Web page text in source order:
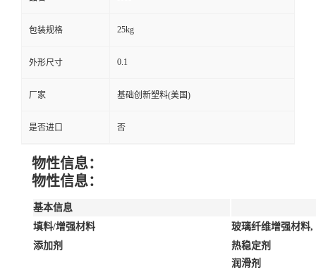
包装规格 25kg
外形尺寸 0.1
厂家 基础创新塑料(美国)
是否进口 否
物性信息：
物性信息：
基本信息
填料/增强材料
玻璃纤维增强材料
添加剂
热稳定剂
润滑剂